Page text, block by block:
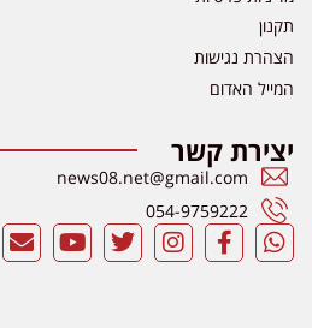
תקנון
הצהרת נגישות
המייל האדום
יצירת קשר
news08.net@gmail.com
054-9759222